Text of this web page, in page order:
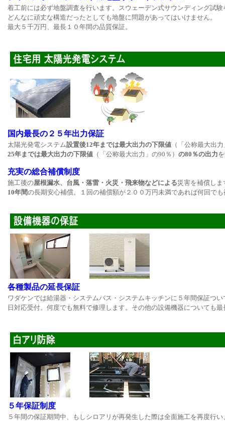
着工前には必ず地盤調査を行います。スウェーデン式サウンディング試
どんなに頑丈な構造だったとしても地盤に問題があってはいけません。
最大５千万円、最長１０年間の品質保証。
国内最長の２５年出力保証
太陽光発電システム設置後12年までは最大出力の下限値 （「公称最大出
25年までは最大出力の下限値 （「公称最大出力」の90％） の80％の出力
充実の総合補償制度
施工後の屋根漏水、台風・落雷・火災・飛来物などによる災害を補償しま
10年間の長期安心補償。１回の補償額が２００万円未満であれば何回で
各種製品の延長保証
ワダケンでは給湯器・システムバス・システムキッチンに５年間保証つ
日対応受付。何度でも無料で修理します。その他の設備機器についても
５年保証制度
５年間の保証期間中、もしシロアリが再発生した際は全面施工を再度行